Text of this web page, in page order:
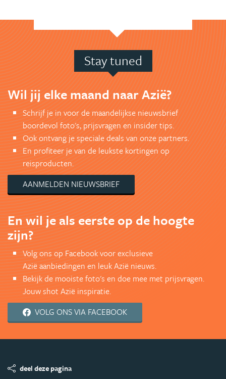
Stay tuned
Wil jij elke maand naar Azië?
Schrijf je in voor de maandelijkse nieuwsbrief
boordevol foto's, prijsvragen en insider tips.
Ook ontvang je speciale deals van onze partners.
En profiteer je van de leukste kortingen op
reisproducten.
AANMELDEN NIEUWSBRIEF
En wil je als eerste op de hoogte
zijn?
Volg ons op Facebook voor exclusieve
Azië aanbiedingen en leuk Azië nieuws.
Bekijk de mooiste foto's en doe mee met prijsvragen.
Jouw shot Azië inspiratie.
VOLG ONS VIA FACEBOOK
deel deze pagina